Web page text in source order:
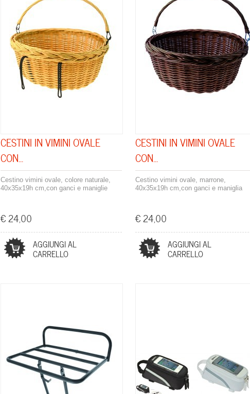
CESTINI IN VIMINI OVALE
CON...
Cestino vimini ovale, colore naturale,
40x35x19h cm,con ganci e maniglie
€ 24,00
AGGIUNGI AL
CARRELLO
CESTINI IN VIMINI OVALE
CON...
Cestino vimini ovale, marrone,
40x35x19h cm,con ganci e maniglia
€ 24,00
AGGIUNGI AL
CARRELLO